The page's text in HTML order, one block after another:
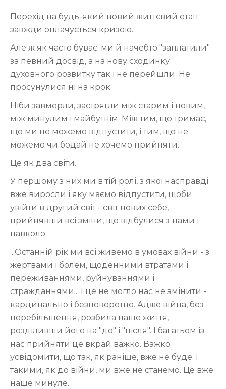
Перехід на будь-який новий життєвий етап
завжди оплачується кризою.
Але ж як часто буває: ми й начебто "заплатили"
за певний досвід, а на нову сходинку
духовного розвитку так і не перейшли. Не
просунулися ні на крок.
Ніби завмерли, застрягли між старим і новим,
між минулим і майбутнім. Між тим, що тримає,
що ми не можемо відпустити, і тим, що не
можемо чи бодай не хочемо прийняти.
Це як два світи.
У першому з них ми в тій ролі, з якої насправді
вже виросли і яку маємо відпустити, щоби
увійти в другий світ - світ нових себе,
прийнявши всі зміни, що відбулися з нами і
навколо.
...Останній рік ми всі живемо в умовах війни - з
жертвами і болем, щоденними втратами і
переживаннями, руйнуваннями і
стражданнями... І це не могло нас не змінити -
кардинально і безповоротно. Адже війна, без
перебільшення, розбила наше життя,
розділивши його на "до" і "після". І багатьом із
нас прийняти це вкрай важко. Важко
усвідомити, що так, як раніше, вже не буде. І
такими, як до війни, ми вже не станемо. Це вже
наше минуле.